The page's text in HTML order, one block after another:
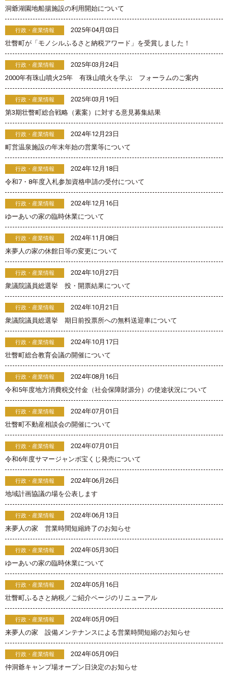
洞爺湖園地船揚施設の利用開始について
行政・産業情報
2025年04月03日
壮瞥町が「モノシルふるさと納税アワード」を受賞しました！
行政・産業情報
2025年03月24日
2000年有珠山噴火25年 有珠山噴火を学ぶ フォーラムのご案内
行政・産業情報
2025年03月19日
第3期壮瞥町総合戦略（素案）に対する意見募集結果
行政・産業情報
2024年12月23日
町営温泉施設の年末年始の営業等について
行政・産業情報
2024年12月18日
令和7・8年度入札参加資格申請の受付について
行政・産業情報
2024年12月16日
ゆーあいの家の臨時休業について
行政・産業情報
2024年11月08日
来夢人の家の休館日等の変更について
行政・産業情報
2024年10月27日
衆議院議員総選挙 投・開票結果について
行政・産業情報
2024年10月21日
衆議院議員総選挙 期日前投票所への無料送迎車について
行政・産業情報
2024年10月17日
壮瞥町総合教育会議の開催について
行政・産業情報
2024年08月16日
令和5年度地方消費税交付金（社会保障財源分）の使途状況について
行政・産業情報
2024年07月01日
壮瞥町不動産相談会の開催について
行政・産業情報
2024年07月01日
令和6年度サマージャンボ宝くじ発売について
行政・産業情報
2024年06月26日
地域計画協議の場を公表します
行政・産業情報
2024年06月13日
来夢人の家 営業時間短縮終了のお知らせ
行政・産業情報
2024年05月30日
ゆーあいの家の臨時休業について
行政・産業情報
2024年05月16日
壮瞥町ふるさと納税／ご紹介ページのリニューアル
行政・産業情報
2024年05月09日
来夢人の家 設備メンテナンスによる営業時間短縮のお知らせ
行政・産業情報
2024年05月09日
仲洞爺キャンプ場オープン日決定のお知らせ